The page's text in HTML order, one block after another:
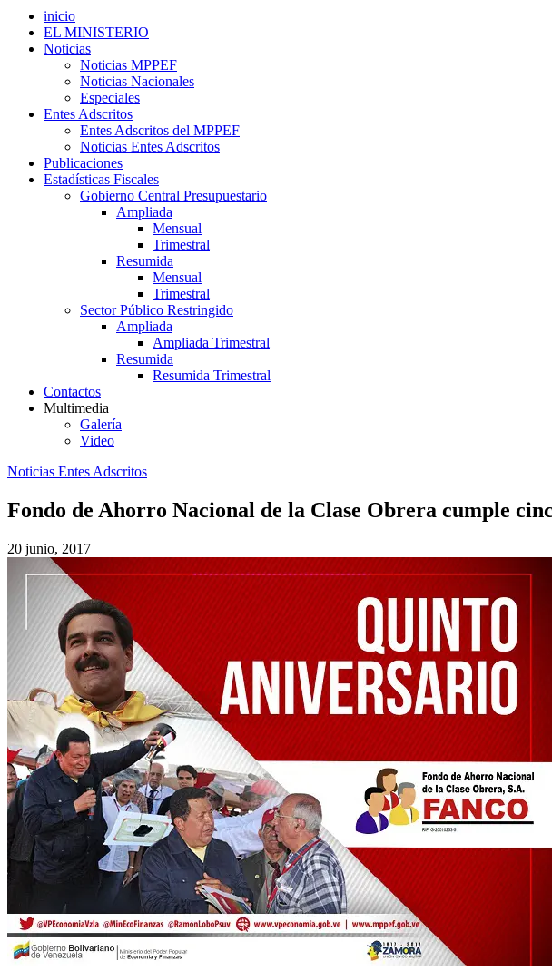
inicio
EL MINISTERIO
Noticias
Noticias MPPEF
Noticias Nacionales
Especiales
Entes Adscritos
Entes Adscritos del MPPEF
Noticias Entes Adscritos
Publicaciones
Estadísticas Fiscales
Gobierno Central Presupuestario
Ampliada
Mensual
Trimestral
Resumida
Mensual
Trimestral
Sector Público Restringido
Ampliada
Ampliada Trimestral
Resumida
Resumida Trimestral
Contactos
Multimedia
Galería
Video
Noticias Entes Adscritos
Fondo de Ahorro Nacional de la Clase Obrera cumple
20 junio, 2017